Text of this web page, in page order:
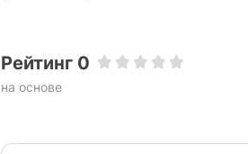
Рейтинг 0
на основе